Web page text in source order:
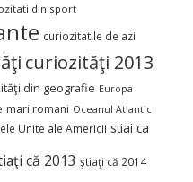
din sport
curiozitatile de azi
curiozităţi 2013
din geografie Europa
mari romani Oceanul Atlantic
Unite ale Americii stiai ca
că 2013 ştiaţi că 2014